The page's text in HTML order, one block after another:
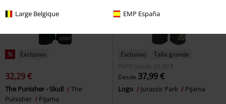
Large Belgique EMP España
% Exclusivo
32,29 €
The Punisher - Skull
The
Punisher
Pijama
Exclusivo
Talla grande
PVPR
Desde 39,99 €
Desde 37,99 €
Logo Jurassic Park Pijama